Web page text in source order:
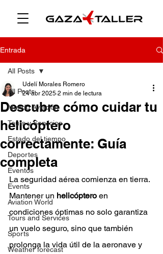
Entrada
All Posts
Mundo Aviación
Tours y Servicios
Estado del tiempo
Deportes
Eventos
Events
Aviation World
Tours and Services
Sports
Weather forecast
All Posts
Descubre cómo cuidar tu
helicóptero
correctamente: Guía
completa
Udelí Morales Romero
24 abr 2025 2 min de lectura
La seguridad aérea comienza en tierra.
Mantener un helicóptero en
condiciones óptimas no solo garantiza
un vuelo seguro, sino que también
prolonga la vida útil de la aeronave y